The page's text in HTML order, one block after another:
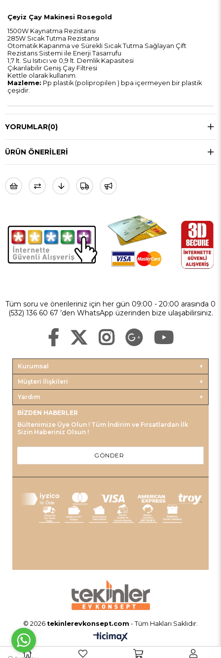
Çeyiz Çay Makinesi Rosegold
1500W Kaynatma Rezistansı
285W Sıcak Tutma Rezistansı
Otomatik Kapanma ve Sürekli Sıcak Tutma Sağlayan Çift
Rezistans Sistemi ile Enerji Tasarrufu
1,7 lt. Su Isıtıcı ve 0,9 lt. Demlik Kapasitesi
Çıkarılabilir Geniş Çay Filtresi
Kettle olarak kullanım.
Mazleme: Pp plastik (polipropilen ) bpa içermeyen bir plastik
çeşidir.
YORUMLAR(0)
ÜRÜN ÖNERILERI
Tüm soru ve önerileriniz için her gün 09:00 - 20:00 arasında 0
(532) 136 60 67 ’den WhatsApp üzerinden bize ulaşabilirsiniz.
Kurumsal
Müşteri İlişkileri
Yardım
BIZDEN HABERLER
Bültenimize Üye Olun ! Tüm İndirim ve Fırsatlardan İlk
Sizin Haberiniz Olsun !
GÖNDER
© 2026 tekinlerevkonsept.com - Tüm Hakları Saklıdır.